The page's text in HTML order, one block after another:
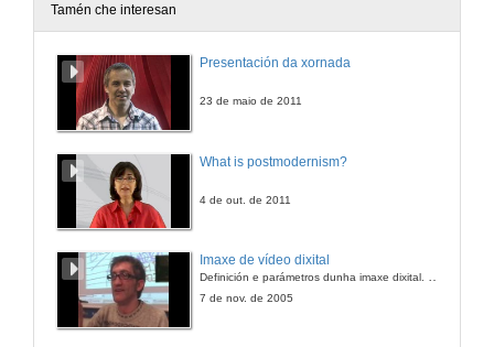
Mesa redonda
Conclusións e peche
Tamén che interesan
Presentación da xornada
23 de maio de 2011
What is postmodernism?
4 de out. de 2011
Imaxe de vídeo dixital
7 de nov. de 2005